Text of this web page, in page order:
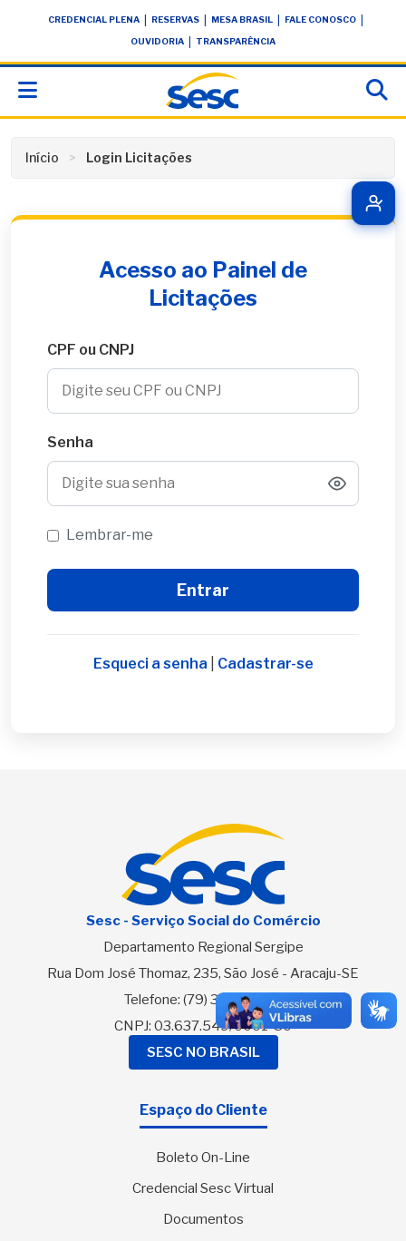
conteúdoCREDENCIAL PLENA RESERVAS MESA BRASIL FALE CONOSCO
OUVIDORIA TRANSPARÊNCIA
Início Login Licitações
Acesso ao Painel de
Licitações
CPF ou CNPJ
Senha
Lembrar-me
Esqueci a senha Cadastrar-se
Sesc - Serviço Social do Comércio
Departamento Regional Sergipe
Rua Dom José Thomaz, 235, São José - Aracaju-SE
Telefone: (79) 3216-2700
CNPJ: 03.637.549/0001-80
SESC NO BRASIL
Espaço do Cliente
Boleto On-Line
Credencial Sesc Virtual
Documentos